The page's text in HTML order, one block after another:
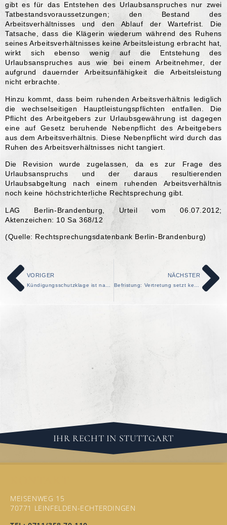
gibt es für das Entstehen des Urlaubsanspruches nur zwei
Tatbestandsvoraussetzungen; den Bestand des
Arbeitsverhältnisses und den Ablauf der Wartefrist. Die
Tatsache, dass die Klägerin wiederum während des Ruhens
seines Arbeitsverhältnisses keine Arbeitsleistung erbracht hat,
wirkt sich ebenso wenig auf die Entstehung des
Urlaubsanspruches aus wie bei einem Arbeitnehmer, der
aufgrund dauernder Arbeitsunfähigkeit die Arbeitsleistung
nicht erbrachte.
Hinzu kommt, dass beim ruhenden Arbeitsverhältnis lediglich
die wechselseitigen Hauptleistungspflichten entfallen. Die
Pflicht des Arbeitgebers zur Urlaubsgewährung ist dagegen
eine auf Gesetz beruhende Nebenpflicht des Arbeitgebers
aus dem Arbeitsverhältnis. Diese Nebenpflicht wird durch das
Ruhen des Arbeitsverhältnisses nicht tangiert.
Die Revision wurde zugelassen, da es zur Frage des
Urlaubsanspruchs und der daraus resultierenden
Urlaubsabgeltung nach einem ruhenden Arbeitsverhältnis
noch keine höchstrichterliche Rechtsprechung gibt.
LAG Berlin-Brandenburg, Urteil vom 06.07.2012;
Aktenzeichen: 10 Sa 368/12
(Quelle: Rechtsprechungsdatenbank Berlin-Brandenburg)
VORIGER
Kündigungsschutzklage ist nach Freigabeerklärung nicht gegen den Insolvenzverwalter, sondern den Arbeitgeber zu richten
NÄCHSTER
Befristung: Vertretung setzt keine körperliche Abwesenheit des Vertretenen voraus
IHR RECHT IN STUTTGART
MEISENWEG 15
70771 LEINFELDEN-ECHTERDINGEN